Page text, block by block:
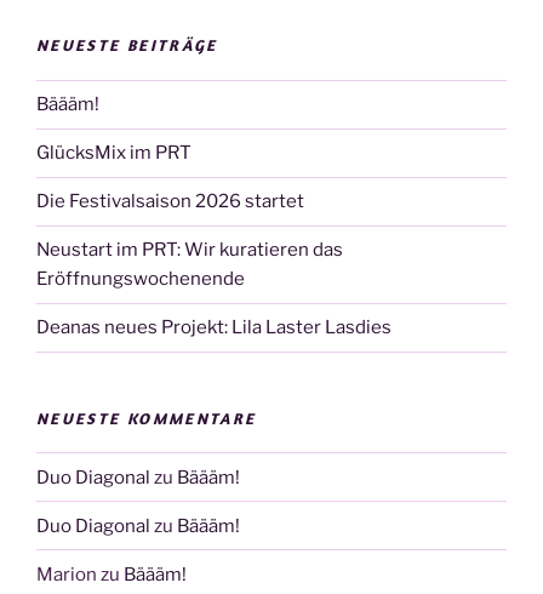
NEUESTE BEITRÄGE
Bäääm!
GlücksMix im PRT
Die Festivalsaison 2026 startet
Neustart im PRT: Wir kuratieren das
Eröffnungswochenende
Deanas neues Projekt: Lila Laster Lasdies
NEUESTE KOMMENTARE
Duo Diagonal zu Bäääm!
Duo Diagonal zu Bäääm!
Marion zu Bäääm!